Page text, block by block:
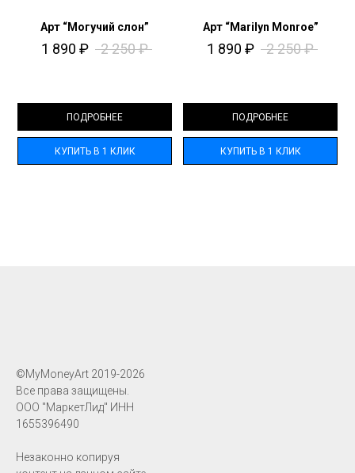
Арт “Могучий слон”
1 890 ₽ 2 250₽
ПОДРОБНЕЕ
КУПИТЬ В 1 КЛИК
Арт “Marilyn Monroe”
1 890 ₽ 2 250₽
ПОДРОБНЕЕ
КУПИТЬ В 1 КЛИК
©MyMoneyArt 2019-2026
Все права защищены.
ООО "МаркетЛид" ИНН
1655396490
Незаконно копируя